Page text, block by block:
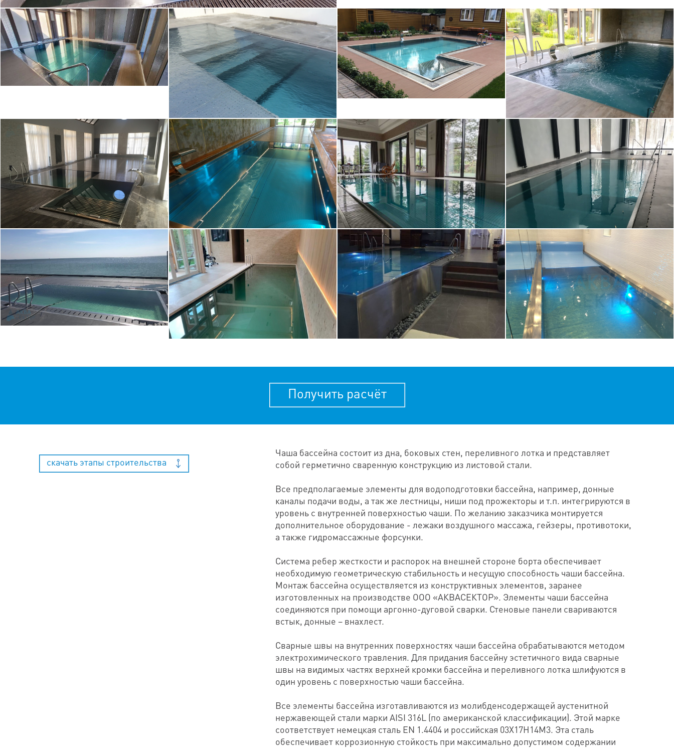
Переливной бассейн
5,77х4,1 м Московская
область
Переливной бассейн на
крыше (г. Сочи)
Переливной уличный
бассейн 8х4 (Московская
область)
Скиммерный бассейн 10х4
в помещении
Переливной бассейн в
помещении 12х5
Переливной бассейн с
гидромассажным СПА
(Московская область)
Переливной бассейн
13,8х3,5
Переливной бассейн в
помещении 20х4
Переливной уличный
бассейн 6х3 (г.
Новосибирск)
Переливной бассейн
Переливной бассейн 9х4
(1.2-1.8) в помещении
Скиммерный бассейн
10х2,5 в помещении
Получить расчёт
скачать этапы строительства
Чаша бассейна состоит из дна, боковых стен, переливного лотка и представляет
собой герметично сваренную конструкцию из листовой стали.
Все предполагаемые элементы для водоподготовки бассейна, например, донные
каналы подачи воды, а так же лестницы, ниши под прожекторы и т.п. интегрируются в
уровень с внутренней поверхностью чаши. По желанию заказчика монтируется
дополнительное оборудование - лежаки воздушного массажа, гейзеры, противотоки,
а также гидромассажные форсунки.
Система ребер жесткости и распорок на внешней стороне борта обеспечивает
необходимую геометрическую стабильность и несущую способность чаши бассейна.
Монтаж бассейна осуществляется из конструктивных элементов, заранее
изготовленных на производстве ООО «АКВАСЕКТОР». Элементы чаши бассейна
соединяются при помощи аргонно-дуговой сварки. Стеновые панели свариваются
встык, донные – внахлест.
Сварные швы на внутренних поверхностях чаши бассейна обрабатываются методом
электрохимического травления. Для придания бассейну эстетичного вида сварные
швы на видимых частях верхней кромки бассейна и переливного лотка шлифуются в
один уровень с поверхностью чаши бассейна.
Все элементы бассейна изготавливаются из молибденсодержащей аустенитной
нержавеющей стали марки AISI 316L (по американской классификации). Этой марке
соответствует немецкая сталь EN 1.4404 и российская 03Х17Н14М3. Эта сталь
обеспечивает коррозионную стойкость при максимально допустимом содержании